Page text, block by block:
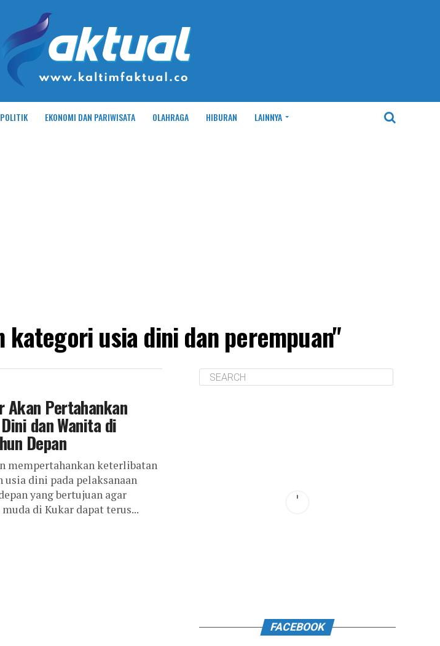
POLITIK EKONOMI DAN PARIWISATA OLAHRAGA HIBURAN LAINNYA
usia dini dan perempuan"
Akan Pertahankan
dan Wanita di
Depan
mempertahankan keterlibatan
usia dini pada pelaksanaan
yang bertujuan agar
di Kukar dapat terus...
FACEBOOK